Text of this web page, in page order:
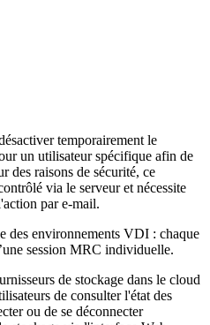
temporairement le
un utilisateur spécifique afin de
des raisons de sécurité, ce
via le serveur et nécessite
par e-mail.
des environnements VDI : chaque
session MRC individuelle.
de stockage dans le cloud
de consulter l'état des
ou de se déconnecter